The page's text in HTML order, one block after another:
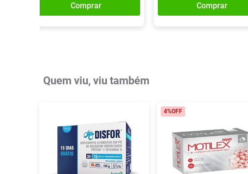
Comprar Comprar
Quem viu, viu também
4%OFF